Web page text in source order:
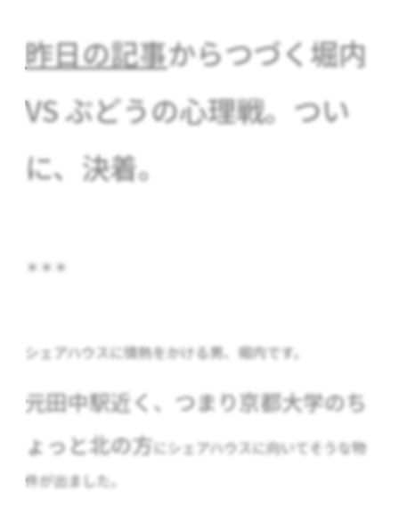
昨日の記事からつづく堀内
VS ぶどうの心理戦。つい
に、決着。
＊＊＊
シェアハウスに情熱をかける男、堀内です。
元田中駅近く、つまり京都大学のち
ょっと北の方にシェアハウスに向いてそうな物
件が出ました。